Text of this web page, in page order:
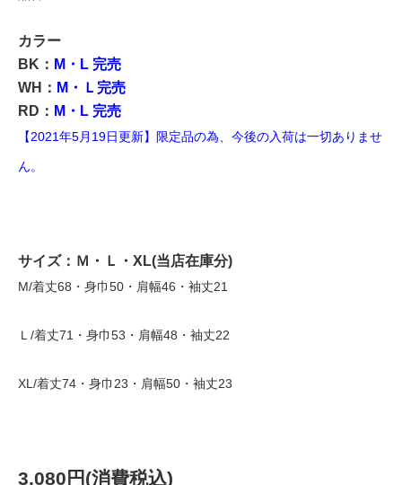
カラー
BK： M・L 完売
WH： M・ Ｌ完売
RD： M・L 完売
【2021年5月19日更新】限定品の為、今後の入荷は一切ありませ
ん。
サイズ：Ｍ・Ｌ・XL(当店在庫分)
M/着丈68・身巾50・肩幅46・袖丈21
Ｌ/着丈71・身巾53・肩幅48・袖丈22
XL/着丈74・身巾23・肩幅50・袖丈23
3,080円(消費税込)